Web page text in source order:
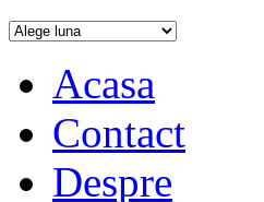
Acasa
Contact
Despre